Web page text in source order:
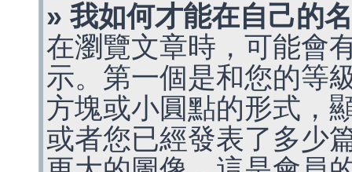
» 我如何才能在自己的
在瀏覽文章時，可能會
示。第一個是和您的等
方塊或小圓點的形式，
或者您已經發表了多少